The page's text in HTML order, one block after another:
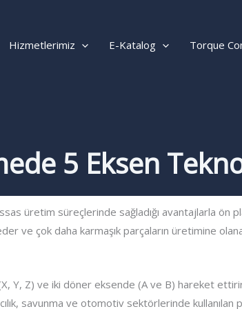
Hizmetlerimiz E-Katalog Torque
5 Eksen
üretim süreçlerinde sağladığı avantajlarla
ve çok daha karmaşık parçaların üretimine
Y, Z) ve iki döner eksende (A ve B) hareket
savunma ve otomotiv sektörlerinde